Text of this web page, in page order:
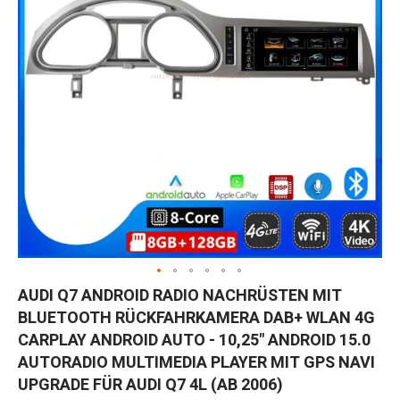
Zum
der
Bildgalerie
springen
AUDI Q7 ANDROID RADIO NACHRÜSTEN MIT
BLUETOOTH RÜCKFAHRKAMERA DAB+ WLAN 4G
CARPLAY ANDROID AUTO - 10,25" ANDROID 15.0
AUTORADIO MULTIMEDIA PLAYER MIT GPS NAVI
UPGRADE FÜR AUDI Q7 4L (AB 2006)